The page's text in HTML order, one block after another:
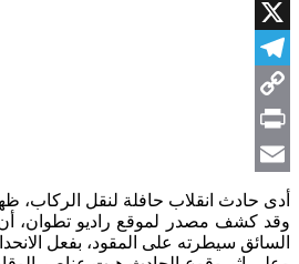
Facebook
X
Telegram
Copy
Link
Print
Email
أدى حادث انقلاب حافلة لنقل الركاب، ظهيرة اليوم الأحد، على
وقد كشف مصدر لموقع راديو تطوان،
السائق سيطرته على المقود، بفعل